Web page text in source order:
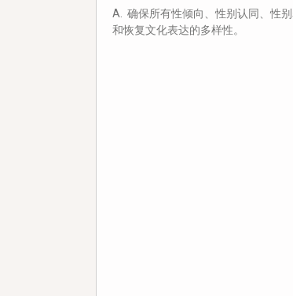
A. 确保所有性倾向、性别认同、性
和恢复文化表达的多样性。